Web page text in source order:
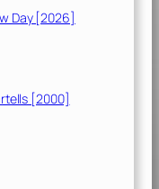
Day [2026]
[2000]